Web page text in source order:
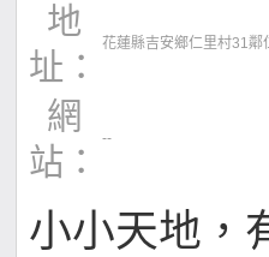
地
址：
花蓮縣吉安鄉仁里村31
網
站：
--
小小天地，